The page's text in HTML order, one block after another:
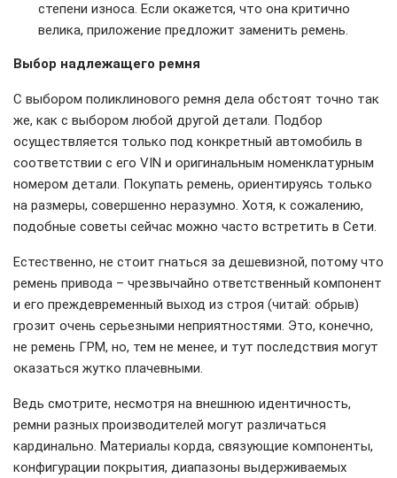
степени износа. Если окажется, что она критично
велика, приложение предложит заменить ремень.
Выбор надлежащего ремня
С выбором поликлинового ремня дела обстоят точно так
же, как с выбором любой другой детали. Подбор
осуществляется только под конкретный автомобиль в
соответствии с его VIN и оригинальным номенклатурным
номером детали. Покупать ремень, ориентируясь только
на размеры, совершенно неразумно. Хотя, к сожалению,
подобные советы сейчас можно часто встретить в Сети.
Естественно, не стоит гнаться за дешевизной, потому что
ремень привода – чрезвычайно ответственный компонент
и его преждевременный выход из строя (читай: обрыв)
грозит очень серьезными неприятностями. Это, конечно,
не ремень ГРМ, но, тем не менее, и тут последствия могут
оказаться жутко плачевными.
Ведь смотрите, несмотря на внешнюю идентичность,
ремни разных производителей могут различаться
кардинально. Материалы корда, связующие компоненты,
конфигурации покрытия, диапазоны выдерживаемых